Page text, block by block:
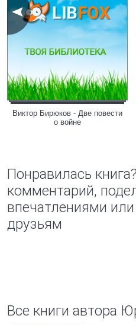
Виктор Бирюков - Две повести
о войне
Понравилась
комментарий,
впечатлениями
друзьям
Все книги автора